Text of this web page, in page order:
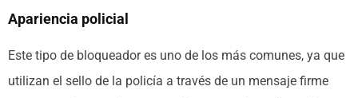
Apariencia policial
Este tipo de bloqueador es uno de los más comunes, ya que
utilizan el sello de la policía a través de un mensaje firme